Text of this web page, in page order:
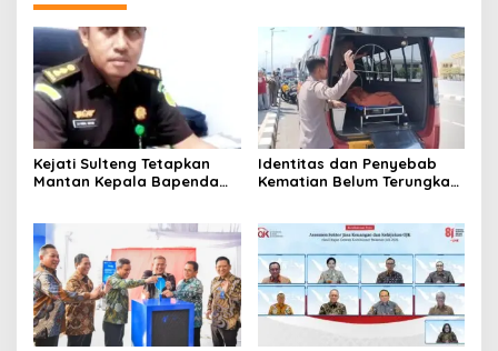
Kejati Sulteng Tetapkan
Mantan Kepala Bapenda
Pertambangan
Identitas dan Penyebab
Kematian Belum Terungkap,
Pantai Lere Palu, Kondisi
Tubuh Sudah Terurai
Dicabik Buaya